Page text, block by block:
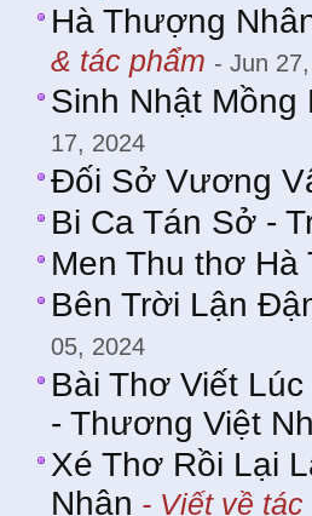
Hà Thượng
& tác phẩm - Jun
Sinh Nhật
17, 2024
Ðối Sở Vương
Bi Ca Tán Sở -
Men Thu thơ
Bên Trời Lận
05, 2024
Bài Thơ Viết
- Thương Việt
Xé Thơ Rồi Lại
Nhân - Viết về